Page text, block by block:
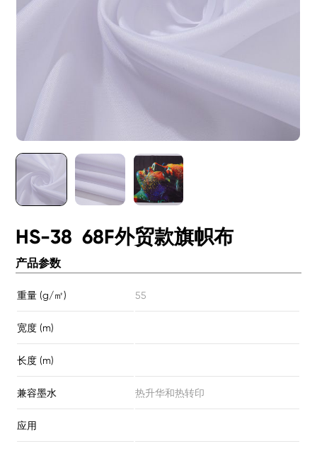
HS-38 68F外贸款旗帜布
产品参数
重量 (g/㎡) 55
宽度 (m)
长度 (m)
兼容墨水 热升华和热转印
应用